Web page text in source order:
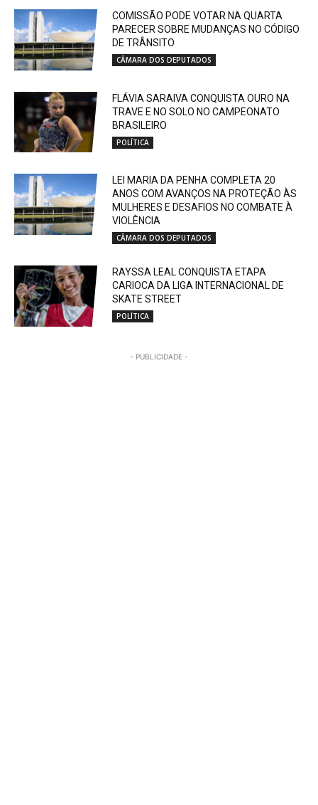
COMISSÃO PODE VOTAR NA QUARTA
PARECER SOBRE MUDANÇAS NO CÓDIGO
DE TRÂNSITO
CÂMARA DOS DEPUTADOS
FLÁVIA SARAIVA CONQUISTA OURO NA
TRAVE E NO SOLO NO CAMPEONATO
BRASILEIRO
POLÍTICA
LEI MARIA DA PENHA COMPLETA 20
ANOS COM AVANÇOS NA PROTEÇÃO ÀS
MULHERES E DESAFIOS NO COMBATE À
VIOLÊNCIA
CÂMARA DOS DEPUTADOS
RAYSSA LEAL CONQUISTA ETAPA
CARIOCA DA LIGA INTERNACIONAL DE
SKATE STREET
POLÍTICA
- PUBLICIDADE -